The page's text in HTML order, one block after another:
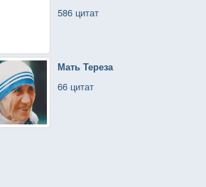
586 цитат
Мать Тереза
66 цитат